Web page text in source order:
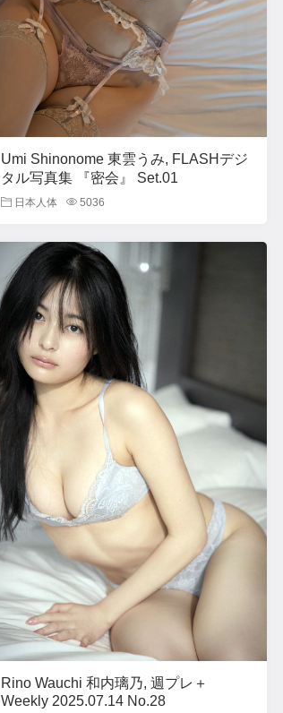
Umi Shinonome 東雲うみ, FLASHデジ
タル写真集 『密会』 Set.01
日本人体 5036
Rino Wauchi 和内璃乃, 週プレ＋
Weekly 2025.07.14 No.28